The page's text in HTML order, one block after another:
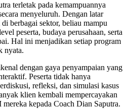
terletak pada kemampuannya
menyeluruh. Dengan latar
berbagai sektor, beliau mampu
peserta, budaya perusahaan, serta
Hal ini menjadikan setiap program
nyata.
dengan gaya penyampaian yang
Peserta tidak hanya
refleksi, dan simulasi kasus
klien kembali mempercayakan
kepada Coach Dian Saputra.